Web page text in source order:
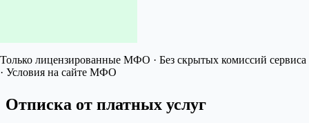
Только лицензированные МФО · Без скрытых комиссий сервиса
· Условия на сайте МФО
Отписка от платных услуг